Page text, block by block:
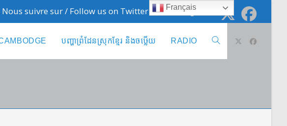
suivre sur / Follow us on Twitter @cambodge_info
បញ្ហាព្រំដែនស្រុកខ្មែរ និងចឞ្លើយ RADIO Toggle
Français